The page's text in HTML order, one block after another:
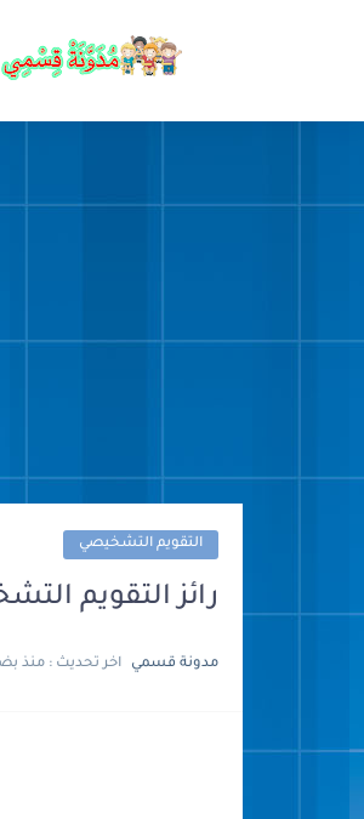
التقويم التشخيصي
رائز التقويم
مدونة قسمي اخر تحديث : منذ